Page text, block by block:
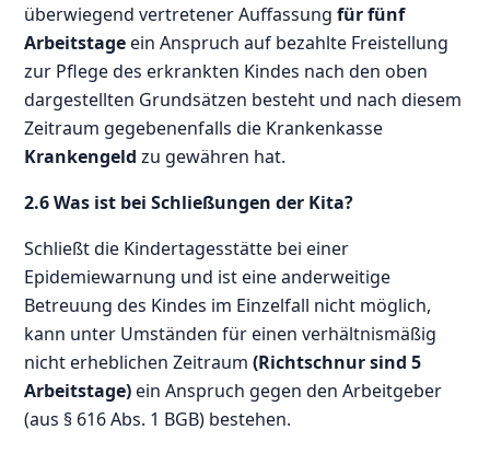
überwiegend vertretener Auffassungfür fünf
Arbeitstageein Anspruch auf bezahlte Freistellung
zur Pflege des erkrankten Kindes nach den oben
dargestellten Grundsätzen besteht und nach diesem
Zeitraum gegebenenfalls die Krankenkasse
Krankengeld zu gewähren hat.
2.6 Was ist bei Schließungen der Kita?
Schließt die Kindertagesstätte bei einer
Epidemiewarnung und ist eine anderweitige
Betreuung des Kindes im Einzelfall nicht möglich,
kann unter Umständen für einen verhältnismäßig
nicht erheblichen Zeitraum(Richtschnur sind 5
Arbeitstage)ein Anspruch gegen den Arbeitgeber
(aus § 616 Abs. 1 BGB) bestehen.